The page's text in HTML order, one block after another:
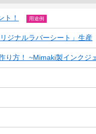
ト！ 用途例
ジナルラバーシート」生産
り方！ ~Mimaki製インクジ